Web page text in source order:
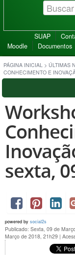
SUAP
Moodle
Documentos
PÁGINA INICIAL > ÚLTIMAS
CONHECIMENTO E
sexta,
powered by social2s
Publicado: Sexta, 09 de
Março de 2018, 21h29 |